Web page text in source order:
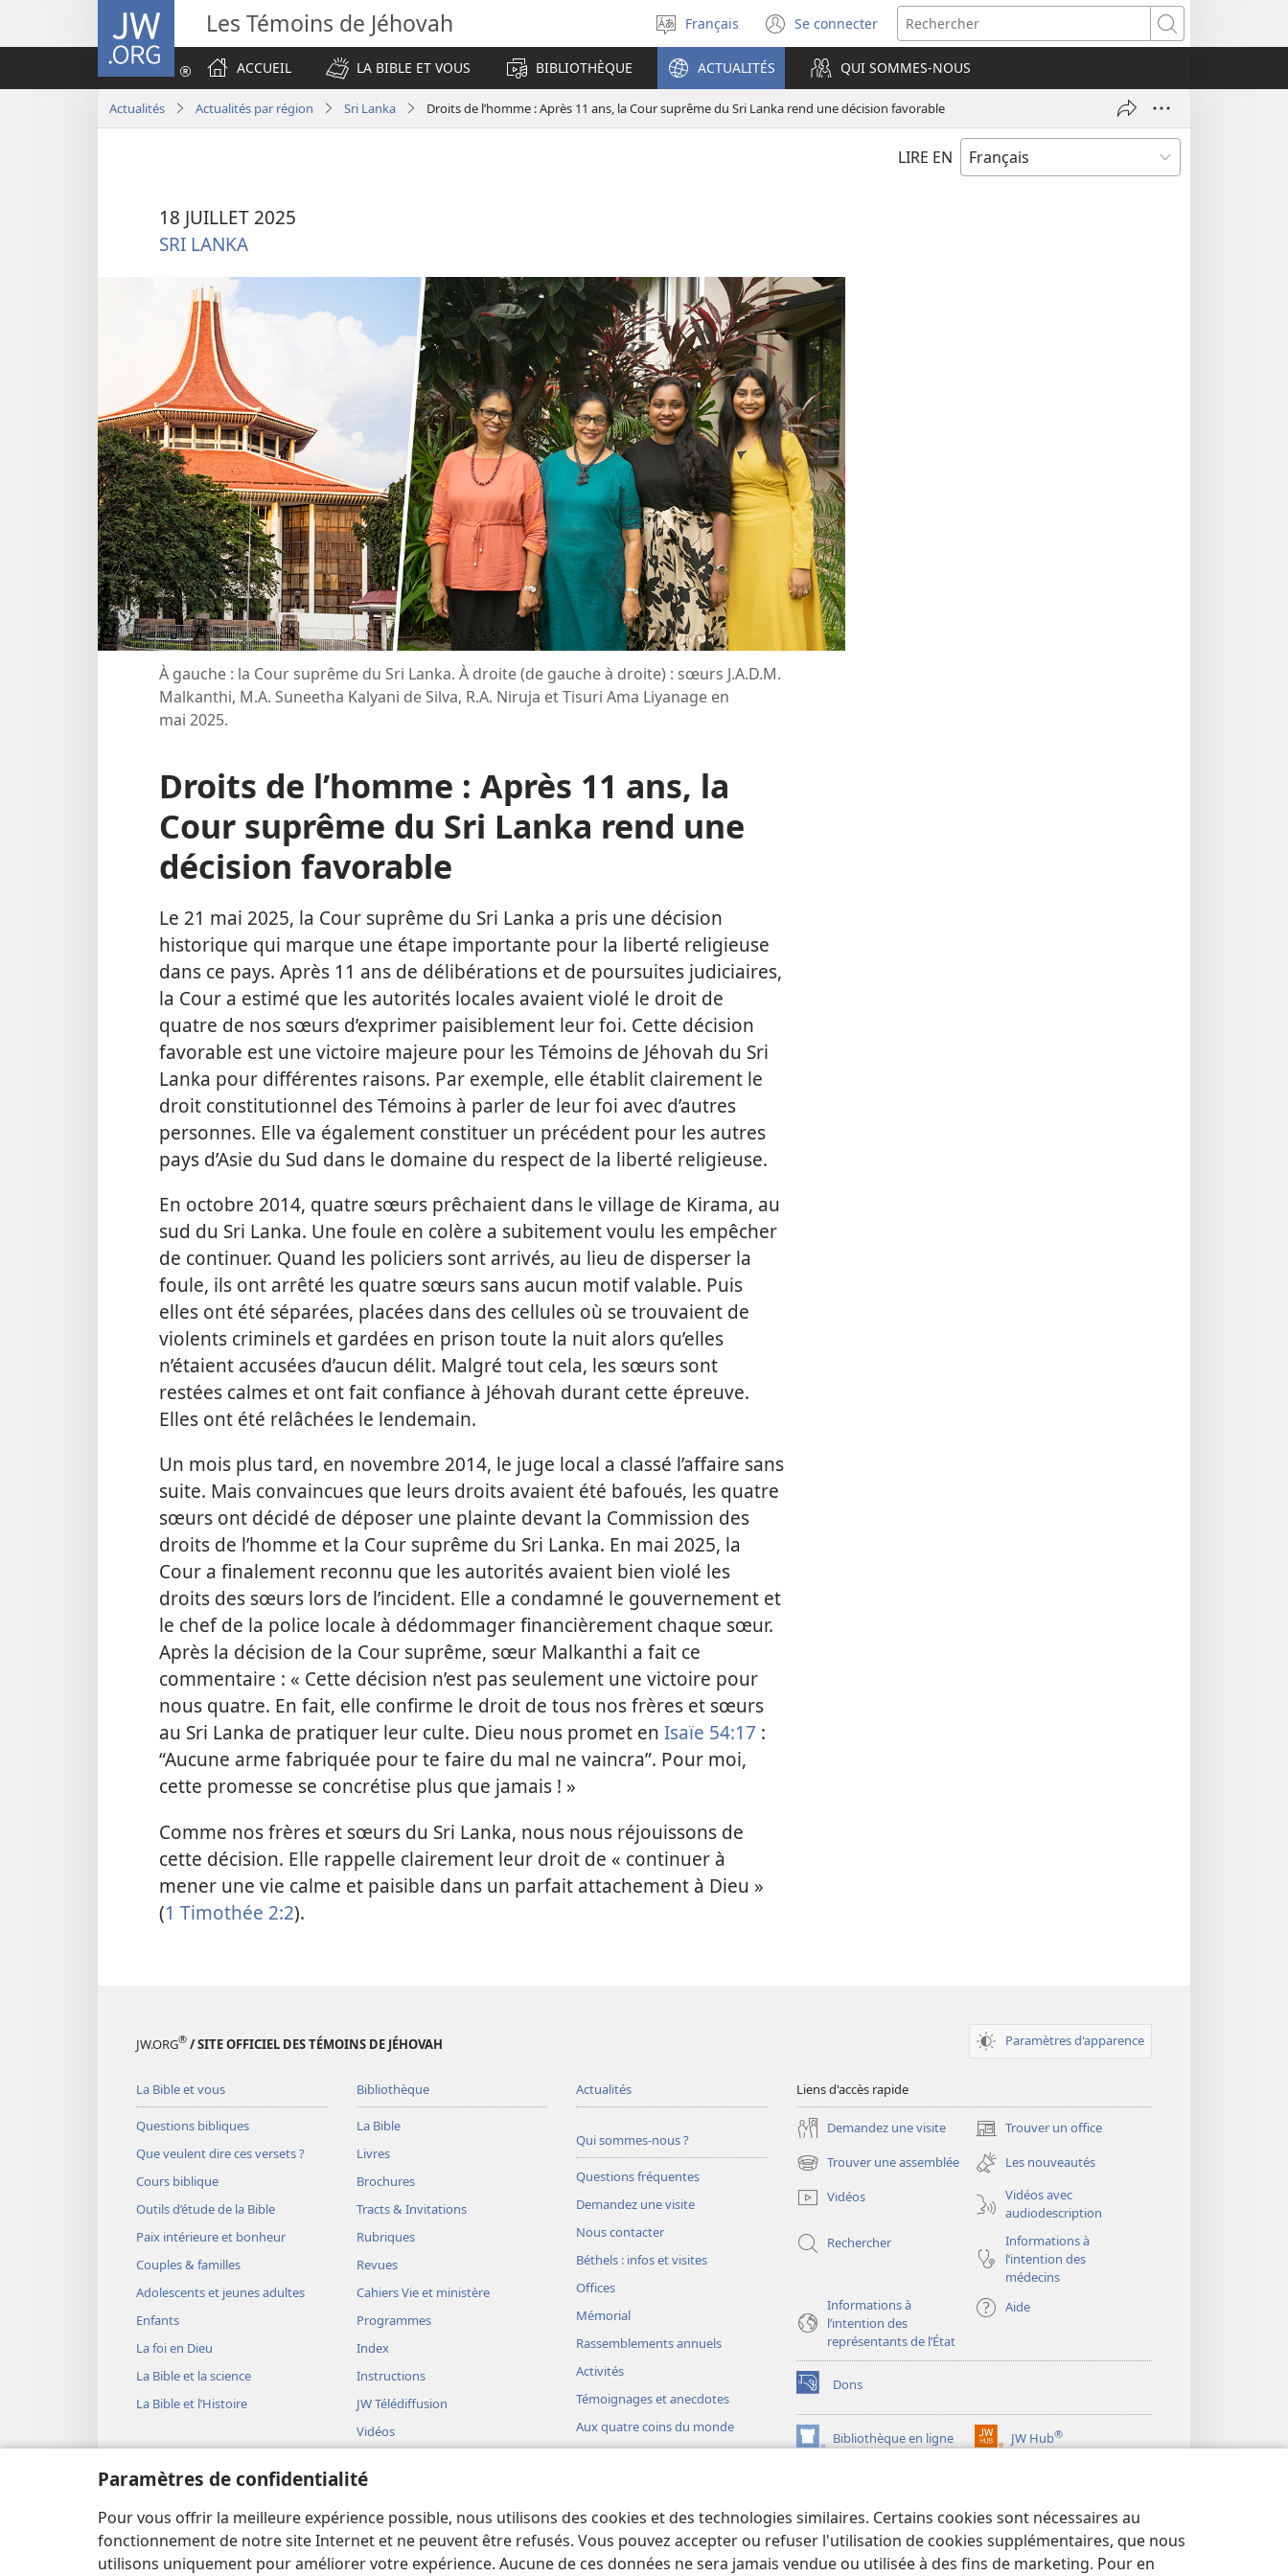
Paramètres de confidentialité
Pour vous offrir la meilleure expérience possible, nous utilisons des cookies et des technologies similaires. Certains cookies sont nécessaires au
fonctionnement de notre site Internet et ne peuvent être refusés. Vous pouvez accepter ou refuser l'utilisation de cookies supplémentaires, que nous
utilisons uniquement pour améliorer votre expérience. Aucune de ces données ne sera jamais vendue ou utilisée à des fins de marketing. Pour en
JW.ORG Les Témoins de Jéhovah
Sélectionner
la
langue
Français Se connecter
(ouvre
une
nouvelle
fenêtre)
Rechercher
ACCUEIL
LA BIBLE ET VOUS BIBLIOTHÈQUE ACTUALITÉS QUI SOMMES-NOUS
Actualités Actualités par région Sri Lanka Droits de l’homme : Après 11 ans, la Cour suprême du Sri Lanka rend une décision favorable
LIRE EN
18 JUILLET 2025
SRI LANKA
À gauche : la Cour suprême du Sri Lanka. À droite (de gauche à droite) : sœurs J.A.D.M.
Malkanthi, M.A. Suneetha Kalyani de Silva, R.A. Niruja et Tisuri Ama Liyanage en
mai 2025.
Droits de l’homme : Après 11 ans, la
Cour suprême du Sri Lanka rend une
décision favorable
Le 21 mai 2025, la Cour suprême du Sri Lanka a pris une décision
historique qui marque une étape importante pour la liberté religieuse
dans ce pays. Après 11 ans de délibérations et de poursuites judiciaires,
la Cour a estimé que les autorités locales avaient violé le droit de
quatre de nos sœurs d’exprimer paisiblement leur foi. Cette décision
favorable est une victoire majeure pour les Témoins de Jéhovah du Sri
Lanka pour différentes raisons. Par exemple, elle établit clairement le
droit constitutionnel des Témoins à parler de leur foi avec d’autres
personnes. Elle va également constituer un précédent pour les autres
pays d’Asie du Sud dans le domaine du respect de la liberté religieuse.
En octobre 2014, quatre sœurs prêchaient dans le village de Kirama, au
sud du Sri Lanka. Une foule en colère a subitement voulu les empêcher
de continuer. Quand les policiers sont arrivés, au lieu de disperser la
foule, ils ont arrêté les quatre sœurs sans aucun motif valable. Puis
elles ont été séparées, placées dans des cellules où se trouvaient de
violents criminels et gardées en prison toute la nuit alors qu’elles
n’étaient accusées d’aucun délit. Malgré tout cela, les sœurs sont
restées calmes et ont fait confiance à Jéhovah durant cette épreuve.
Elles ont été relâchées le lendemain.
Un mois plus tard, en novembre 2014, le juge local a classé l’affaire sans
suite. Mais convaincues que leurs droits avaient été bafoués, les quatre
sœurs ont décidé de déposer une plainte devant la Commission des
droits de l’homme et la Cour suprême du Sri Lanka. En mai 2025, la
Cour a finalement reconnu que les autorités avaient bien violé les
droits des sœurs lors de l’incident. Elle a condamné le gouvernement et
le chef de la police locale à dédommager financièrement chaque sœur.
Après la décision de la Cour suprême, sœur Malkanthi a fait ce
commentaire : « Cette décision n’est pas seulement une victoire pour
nous quatre. En fait, elle confirme le droit de tous nos frères et sœurs
au Sri Lanka de pratiquer leur culte. Dieu nous promet en Isaïe 54:17 :
“Aucune arme fabriquée pour te faire du mal ne vaincra”. Pour moi,
cette promesse se concrétise plus que jamais ! »
Comme nos frères et sœurs du Sri Lanka, nous nous réjouissons de
cette décision. Elle rappelle clairement leur droit de « continuer à
mener une vie calme et paisible dans un parfait attachement à Dieu »
(1 Timothée 2:2).
JW.ORG® / SITE OFFICIEL DES TÉMOINS DE JÉHOVAH Paramètres d'apparence
La Bible et vous
Questions bibliques
Que veulent dire ces versets ?
Cours biblique
Outils d’étude de la Bible
Paix intérieure et bonheur
Couples & familles
Adolescents et jeunes adultes
Enfants
La foi en Dieu
La Bible et la science
La Bible et l’Histoire
Bibliothèque
La Bible
Livres
Brochures
Tracts & Invitations
Rubriques
Revues
Cahiers Vie et ministère
Programmes
Index
Instructions
JW Télédiffusion
Vidéos
Représentations théâtrales
Lectures bibliques théâtrales
Actualités
Qui sommes-nous ?
Questions fréquentes
Demandez une visite
Nous contacter
Béthels : infos et visites
Offices
Mémorial
Rassemblements annuels
Activités
Témoignages et anecdotes
Aux quatre coins du monde
Liens d'accès rapide
Demandez une visite Trouver un office
(ouvre
une
nouvelle
fenêtre)
Trouver une assemblée
(ouvre
une
nouvelle
Les nouveautés
Vidéos
Vidéos avec
audiodescription
Rechercher
Informations à
l’intention des
médecins
Informations à
l’intention des
représentants de l’État
Aide
Dons
(ouvre
une
nouvelle
fenêtre)
Bibliothèque en ligne
(ouvre
JW Hub®
(ouvre